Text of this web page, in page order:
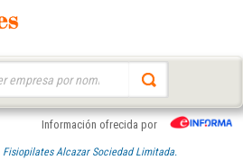
Información ofrecida por
Fisiopilates Alcazar Sociedad Limitada.